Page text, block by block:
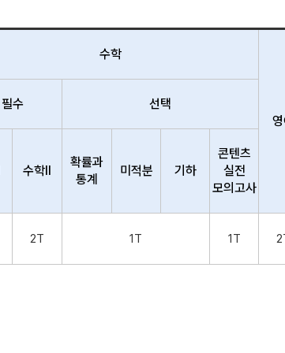
수학
필수 선택
수학Ⅱ
확률과
통계
미적분 기하
콘텐츠
실전
모의고사
2T 1T 1T